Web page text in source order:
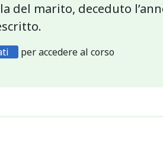
del marito, deceduto
per accedere al corso